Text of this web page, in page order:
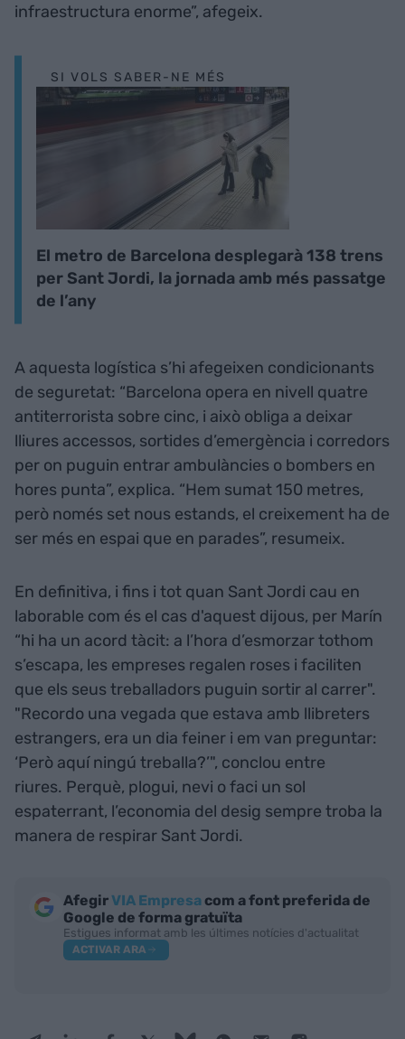
infraestructura enorme”, afegeix.
SI VOLS SABER-NE MÉS
El metro de Barcelona desplegarà 138 trens
per Sant Jordi, la jornada amb més passatge
de l’any
A aquesta logística s’hi afegeixen condicionants
de seguretat: “Barcelona opera en nivell quatre
antiterrorista sobre cinc, i això obliga a deixar
lliures accessos, sortides d’emergència i corredors
per on puguin entrar ambulàncies o bombers en
hores punta”, explica. “Hem sumat 150 metres,
però només set nous estands, el creixement ha de
ser més en espai que en parades”, resumeix.
En definitiva, i fins i tot quan Sant Jordi cau en
laborable com és el cas d'aquest dijous, per Marín
“hi ha un acord tàcit: a l’hora d’esmorzar tothom
s’escapa, les empreses regalen roses i faciliten
que els seus treballadors puguin sortir al carrer".
"Recordo una vegada que estava amb llibreters
estrangers, era un dia feiner i em van preguntar:
‘Però aquí ningú treballa?’", conclou entre
riures. Perquè, plogui, nevi o faci un sol
espaterrant, l’economia del desig sempre troba la
manera de respirar Sant Jordi.
AfegirVIA Empresa com a font preferida de
Google de forma gratuïta
Estigues informat amb les últimes notícies d'actualitat
ACTIVAR ARA